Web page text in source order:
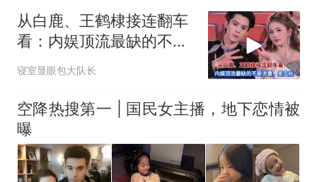
从白鹿、王鹤棣接连翻车
看：内娱顶流最缺的不是
流量，是文化
寝室显眼包大队长
空降热搜第一 | 国民女主播，地下恋情被
曝